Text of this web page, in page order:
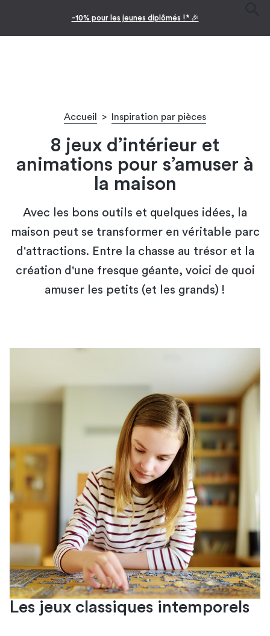
Facilitez vos achats avec le paiement en 10x
Accueil > Inspiration par pièces
8 jeux d’intérieur et
animations pour s’amuser à
la maison
Avec les bons outils et quelques idées, la
maison peut se transformer en véritable parc
d'attractions. Entre la chasse au trésor et la
création d'une fresque géante, voici de quoi
amuser les petits (et les grands) !
Les jeux classiques intemporels